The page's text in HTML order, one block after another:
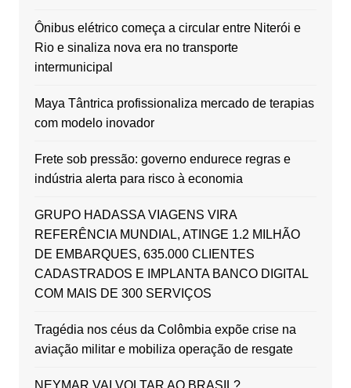
Ônibus elétrico começa a circular entre Niterói e
Rio e sinaliza nova era no transporte
intermunicipal
Maya Tântrica profissionaliza mercado de terapias
com modelo inovador
Frete sob pressão: governo endurece regras e
indústria alerta para risco à economia
GRUPO HADASSA VIAGENS VIRA
REFERÊNCIA MUNDIAL, ATINGE 1.2 MILHÃO
DE EMBARQUES, 635.000 CLIENTES
CADASTRADOS E IMPLANTA BANCO DIGITAL
COM MAIS DE 300 SERVIÇOS
Tragédia nos céus da Colômbia expõe crise na
aviação militar e mobiliza operação de resgate